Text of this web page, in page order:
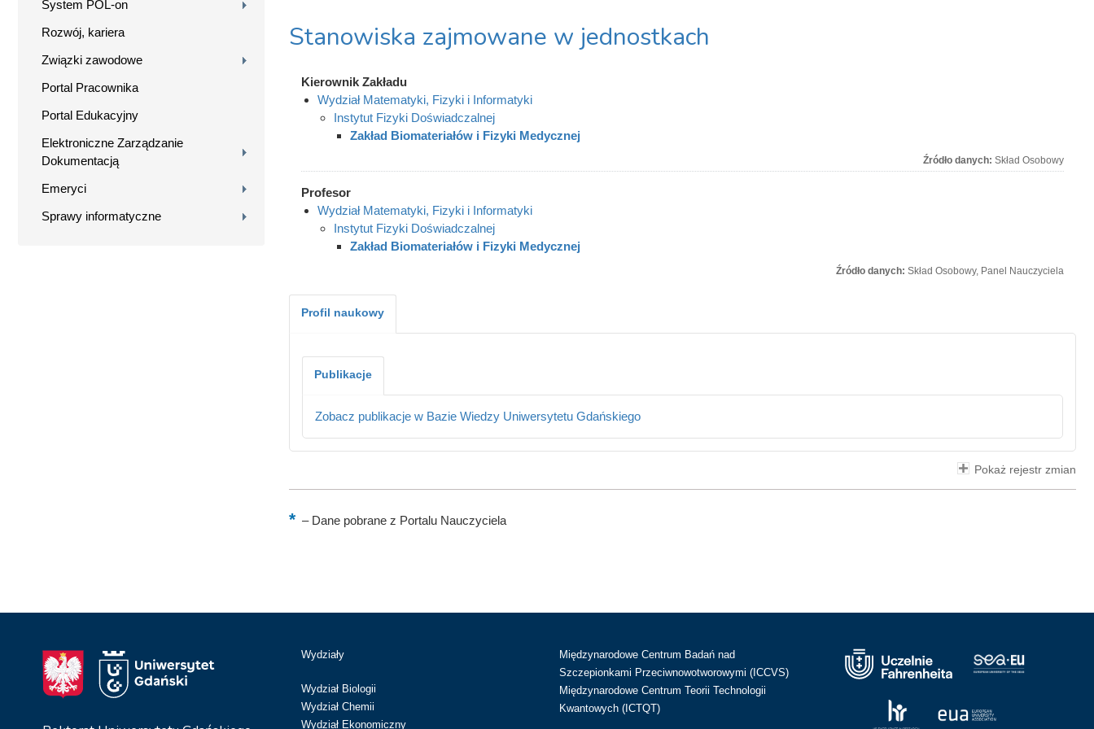
System POL-on
Rozwój, kariera
Związki zawodowe
Portal Pracownika
Portal Edukacyjny
Elektroniczne Zarządzanie
Dokumentacją
Emeryci
Sprawy informatyczne
Stanowiska zajmowane w jednostkach
Kierownik Zakładu
Wydział Matematyki, Fizyki i Informatyki
Instytut Fizyki Doświadczalnej
Zakład Biomateriałów i Fizyki Medycznej
Źródło danych: Skład Osobowy
Profesor
Wydział Matematyki, Fizyki i Informatyki
Instytut Fizyki Doświadczalnej
Zakład Biomateriałów i Fizyki Medycznej
Źródło danych: Skład Osobowy, Panel Nauczyciela
Profil naukowy
Publikacje
Zobacz publikacje w Bazie Wiedzy Uniwersytetu Gdańskiego
Pokaż rejestr zmian
–Dane pobrane z Portalu Nauczyciela
Wydziały
Wydział Biologii
Wydział Chemii
Wydział Ekonomiczny
Międzynarodowe Centrum Badań nad
Szczepionkami Przeciwnowotworowymi (ICCVS)
Międzynarodowe Centrum Teorii Technologii
Kwantowych (ICTQT)